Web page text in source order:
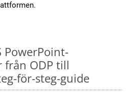
PowerPoint-
från ODP till
för-steg-guide